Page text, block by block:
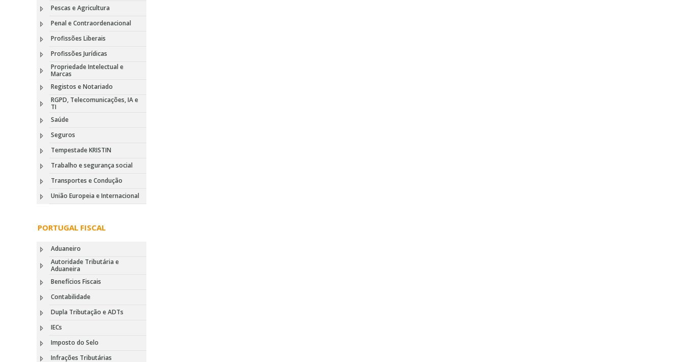
Pescas e Agricultura
Penal e Contraordenacional
Profissões Liberais
Profissões Jurídicas
Propriedade Intelectual e
Marcas
Registos e Notariado
RGPD, Telecomunicações, IA e
TI
Saúde
Seguros
Tempestade KRISTIN
Trabalho e segurança social
Transportes e Condução
União Europeia e Internacional
PORTUGAL FISCAL
Aduaneiro
Autoridade Tributária e
Aduaneira
Benefícios Fiscais
Contabilidade
Dupla Tributação e ADTs
IECs
Imposto do Selo
Infrações Tributárias